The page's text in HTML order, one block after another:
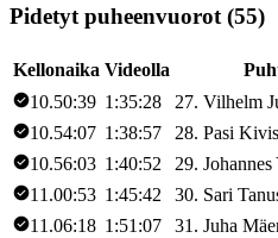
Pidetyt puheenvuorot (55)
Kellonaika Videolla
10.50:39 1:35:28 27. Vilhelm
10.54:07 1:38:57 28. Pasi
10.56:03 1:40:52 29. Johannes
11.00:53 1:45:42 30. Sari
11.06:18 1:51:07 31 . Juha